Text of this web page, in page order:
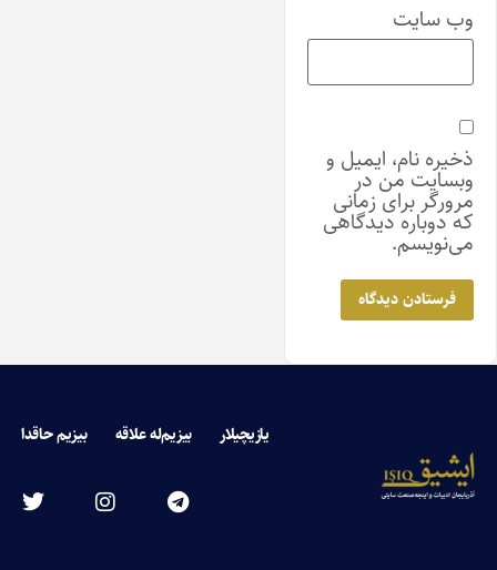
وب‌ سایت
ذخیره نام، ایمیل و
وبسایت من در
مرورگر برای زمانی
که دوباره دیدگاهی
می‌نویسم.
یازیچیلار بیزیم‌له علاقه بیزیم حاقدا